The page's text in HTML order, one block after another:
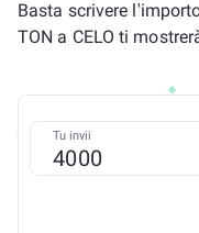
Basta scrivere
TON a CELO ti
Tu invii